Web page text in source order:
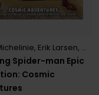
Spider-man Epic
Cosmic
, Erik Larsen,